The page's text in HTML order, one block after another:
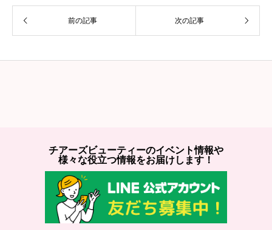
前の記事 次の記事
チアーズビューティーのイベント情報や
様々な役立つ情報をお届けします！